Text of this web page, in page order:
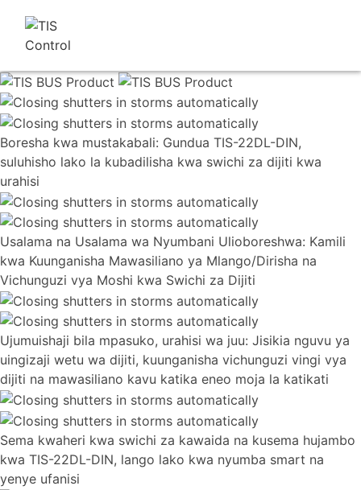
Boresha kwa mustakabali: Gundua TIS-22DL-DIN,
suluhisho lako la kubadilisha kwa swichi za dijiti kwa
urahisi
Usalama na Usalama wa Nyumbani Ulioboreshwa: Kamili
kwa Kuunganisha Mawasiliano ya Mlango/Dirisha na
Vichunguzi vya Moshi kwa Swichi za Dijiti
Ujumuishaji bila mpasuko, urahisi wa juu: Jisikia nguvu ya
uingizaji wetu wa dijiti, kuunganisha vichunguzi vingi vya
dijiti na mawasiliano kavu katika eneo moja la katikati
Sema kwaheri kwa swichi za kawaida na kusema hujambo
kwa TIS-22DL-DIN, lango lako kwa nyumba smart na
yenye ufanisi